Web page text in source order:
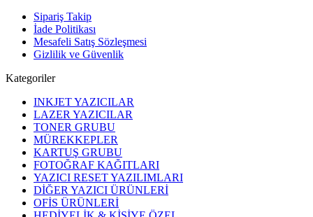
Sipariş Takip
İade Politikası
Mesafeli Satış Sözleşmesi
Gizlilik ve Güvenlik
Kategoriler
INKJET YAZICILAR
LAZER YAZICILAR
TONER GRUBU
MÜREKKEPLER
KARTUŞ GRUBU
FOTOĞRAF KAĞITLARI
YAZICI RESET YAZILIMLARI
DİĞER YAZICI ÜRÜNLERİ
OFİS ÜRÜNLERİ